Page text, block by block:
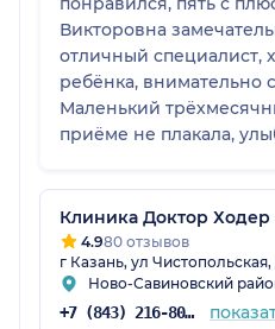
Викторовна
отличный специалист,
ребёнка, внимательно
Маленький
приёме не плакала,
Клиника Доктор Ходер
4.980 отзывов
г Казань, ул Чистопольская,
Ново-Савиновский
+7 (843) 216-80-17